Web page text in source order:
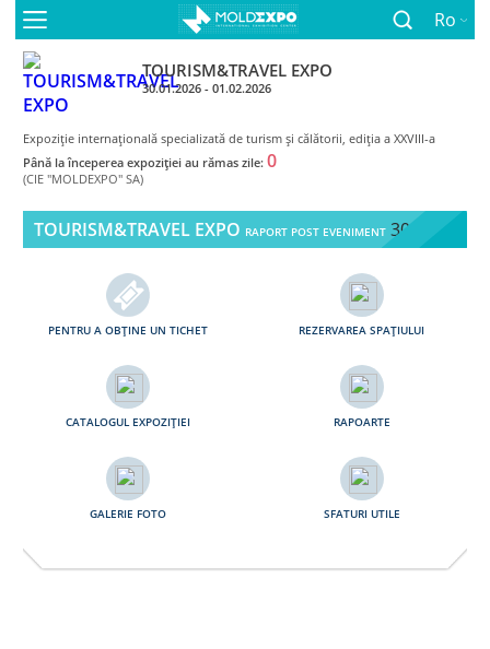
Ro
TOURISM&TRAVEL EXPO
30.01.2026 - 01.02.2026
Expoziţie internaţională specializată de turism și călătorii, ediţia a XXVIII-a
Până la începerea expoziției au rămas zile: 0
(CIE "MOLDEXPO" SA)
TOURISM&TRAVEL EXPO RAPORT POST EVENIMENT 30.01 -
01.02.2026
PENTRU A OBȚINE UN TICHET REZERVAREA SPAŢIULUI
CATALOGUL EXPOZIȚIEI RAPOARTE
GALERIE FOTO SFATURI UTILE